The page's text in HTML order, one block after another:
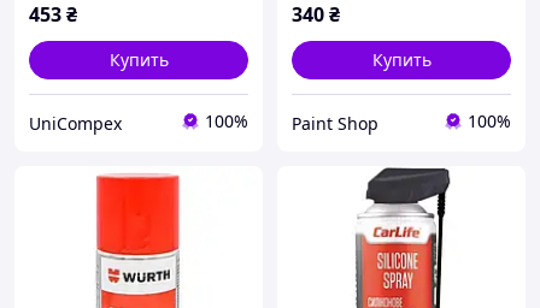
453₴
Купить
UniCompex 100%
340₴
Купить
Paint Shop 100%